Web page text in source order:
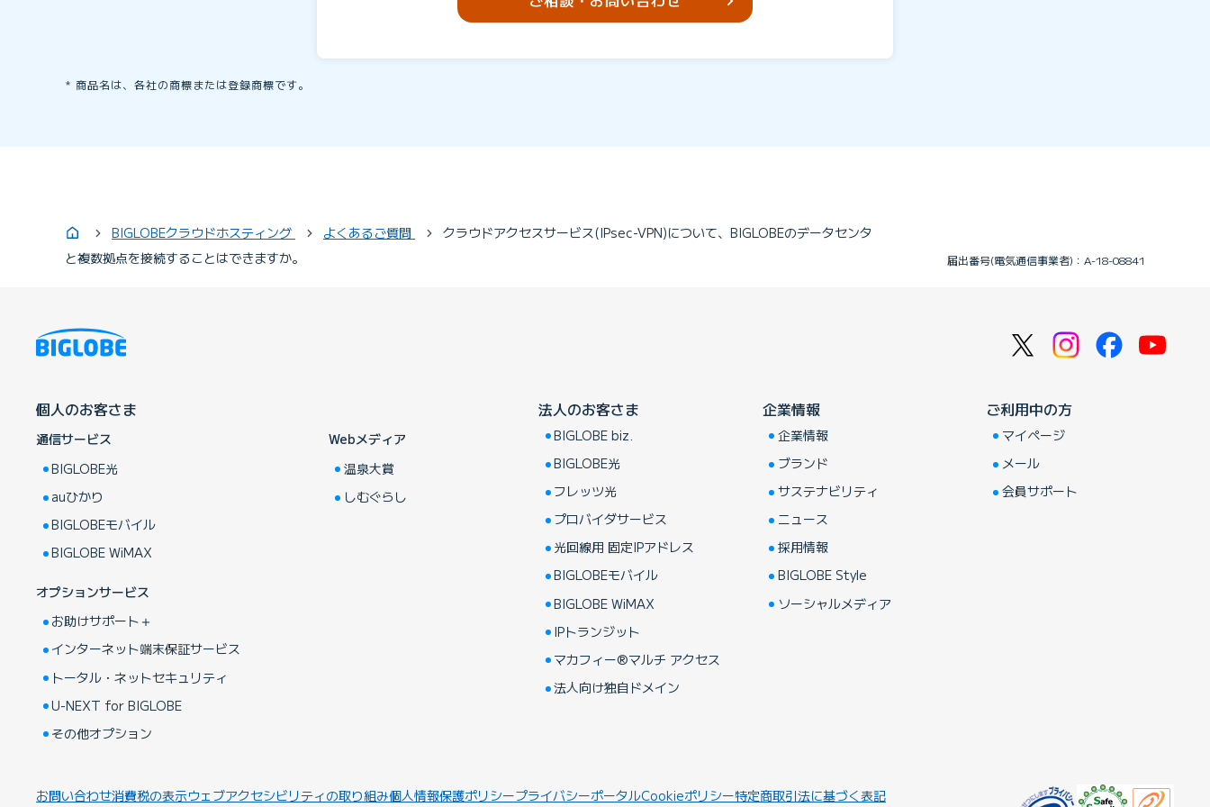
商品名は、各社の商標または登録商標です。
BIGLOBEクラウドホスティング よくあるご質問
クラウドアクセスサービス(IPsec-VPN)について、BIGLOBEのデータセンタ
と複数拠点を接続することはできますか。
届出番号(電気通信事業者)：A-18-08841
個人のお客さま
通信サービス
BIGLOBE光
auひかり
BIGLOBEモバイル
BIGLOBE WiMAX
オプションサービス
お助けサポート＋
インターネット端末保証サービス
トータル・ネットセキュリティ
U-NEXT for BIGLOBE
その他オプション
Webメディア
温泉大賞
しむぐらし
法人のお客さま
BIGLOBE biz.
BIGLOBE光
フレッツ光
プロバイダサービス
光回線用 固定IPアドレス
BIGLOBEモバイル
BIGLOBE WiMAX
IPトランジット
マカフィー®マルチ アクセス
法人向け独自ドメイン
企業情報
企業情報
ブランド
サステナビリティ
ニュース
採用情報
BIGLOBE Style
ソーシャルメディア
ご利用中の方
マイページ
メール
会員サポート
お問い合わせ消費税の表示ウェブアクセシビリティの取り組み個人情報保護ポリシープライバシーポータルCookieポリシー特定商取引法に基づく表記